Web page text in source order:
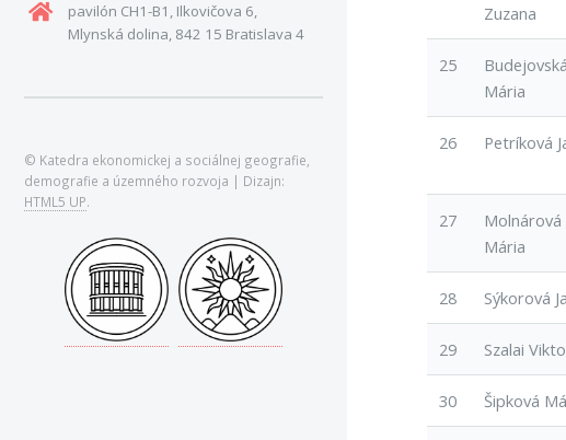
Zuzana
25
Budejovská
Mária
26 Petríková
27
Molnárová
Mária
28 Sýkorová
29 Szalai
30 Šipková
pavilón CH1-B1, Ilkovičova 6,
Mlynská dolina, 842 15 Bratislava 4
© Katedra ekonomickej a sociálnej geografie,
demografie a územného rozvoja | Dizajn:
HTML5 UP.